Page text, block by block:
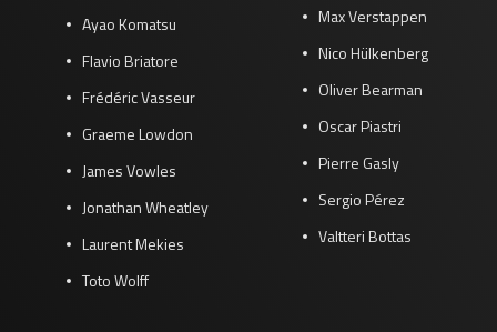
Ayao Komatsu
Flavio Briatore
Frédéric Vasseur
Graeme Lowdon
James Vowles
Jonathan Wheatley
Laurent Mekies
Toto Wolff
Max Verstappen
Nico Hülkenberg
Oliver Bearman
Oscar Piastri
Pierre Gasly
Sergio Pérez
Valtteri Bottas